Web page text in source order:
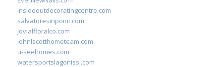
insideoutdecoratingcentre.com
salvatoresinpoint.com
jovialfloralco.com
johnlscotthometeam.com
u-seehomes.com
watersportslagonissi.com